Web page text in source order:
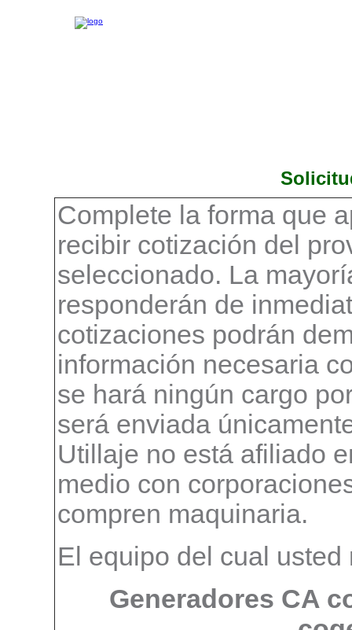
Complete la forma que
recibir cotización del
seleccionado. La
responderán de
cotizaciones podrán
información necesaria
se hará ningún cargo
será enviada
Utillaje no está afiliado
medio con
compren maquinaria.
El equipo del cual
Generadores CA